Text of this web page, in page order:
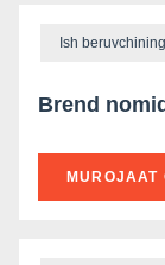
Ish
Brend
MUROJAAT